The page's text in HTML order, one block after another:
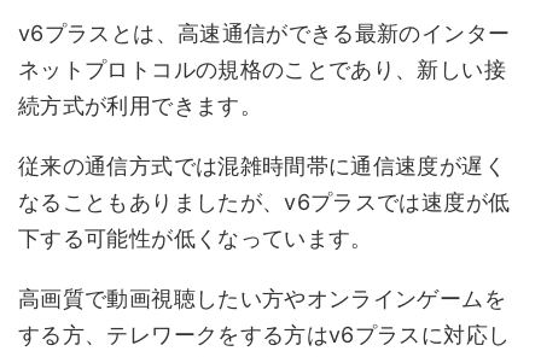
v6プラスとは、高速通信ができる最新のインター
ネットプロトコルの規格のことであり、新しい接
続方式が利用できます。
従来の通信方式では混雑時間帯に通信速度が遅く
なることもありましたが、v6プラスでは速度が低
下する可能性が低くなっています。
高画質で動画視聴したい方やオンラインゲームを
する方、テレワークをする方はv6プラスに対応し